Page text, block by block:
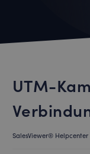
UTM-
SalesViewer® Helpcenter